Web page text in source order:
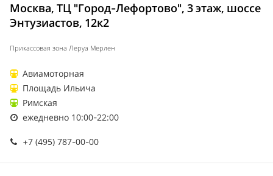
Москва, ТЦ "Город-Лефортово", 3 этаж, шоссе
Энтузиастов, 12к2
Прикассовая зона Леруа Мерлен
Авиамоторная
Площадь Ильича
Римская
ежедневно 10:00-22:00
+7 (495) 787-00-00